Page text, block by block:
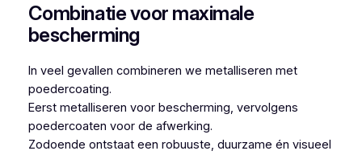
Combinatie voor maximale
bescherming
In veel gevallen combineren we metalliseren met
poedercoating.
Eerst metalliseren voor bescherming, vervolgens
poedercoaten voor de afwerking.
Zodoende ontstaat een robuuste, duurzame én visueel